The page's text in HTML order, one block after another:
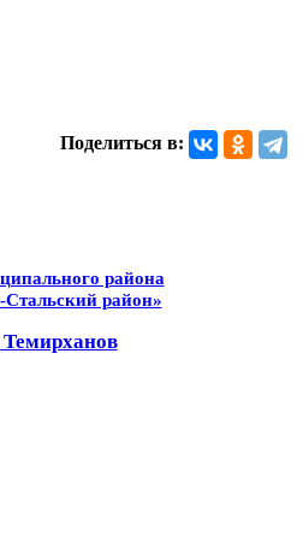
Поделиться в:
района
район»